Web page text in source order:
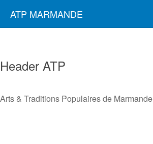
ATP MARMANDE
Header ATP
Arts & Traditions Populaires de Marmande